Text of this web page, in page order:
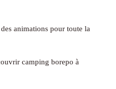
animations pour toute la
camping borepo à